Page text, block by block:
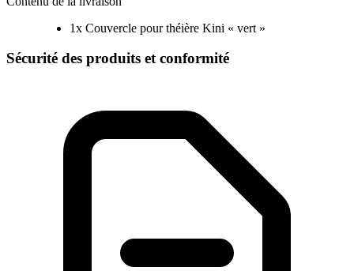
1x Couvercle pour théière Kini « vert »
Sécurité des produits et conformité